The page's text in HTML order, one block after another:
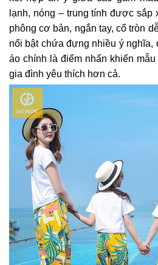
lạnh, nóng – trung tính được sắp
phông cơ bản, ngắn tay, cổ tròn
nổi bật chứa đựng nhiều ý
áo chính là điểm nhấn khiến
gia đình yêu thích hơn cả.